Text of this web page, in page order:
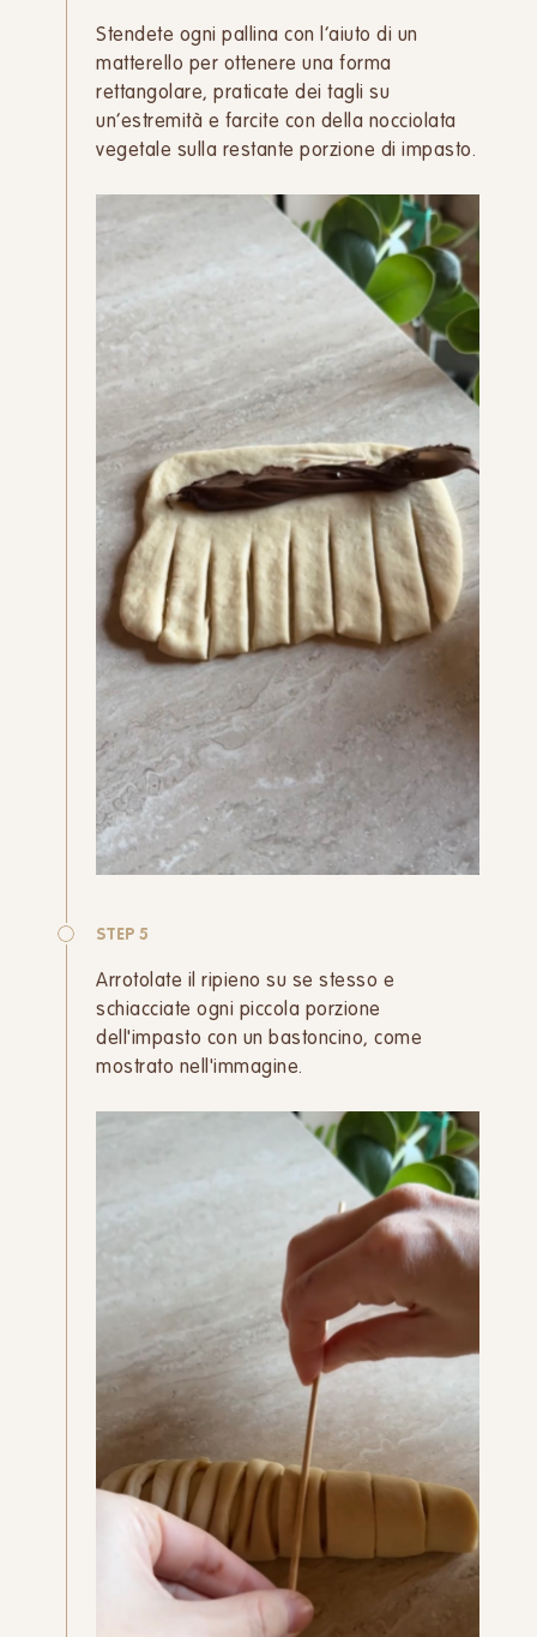
Stendete ogni pallina con l’aiuto di un
matterello per ottenere una forma
rettangolare, praticate dei tagli su
un’estremità e farcite con della nocciolata
vegetale sulla restante porzione di impasto.
STEP 5
Arrotolate il ripieno su se stesso e
schiacciate ogni piccola porzione
dell'impasto con un bastoncino, come
mostrato nell'immagine.